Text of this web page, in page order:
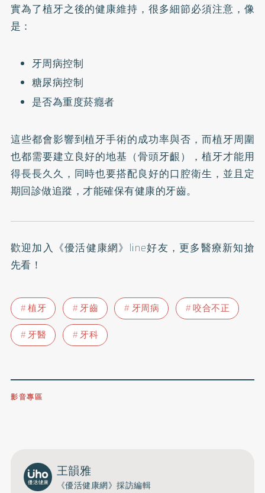
實為了植牙之後的健康維持，很多細節必須注意，像
是：
牙周病控制
糖尿病控制
是否為重度菸癮者
這些都會影響到植牙手術的成功率與否，而植牙周圍
也都需要建立良好的地基（骨頭牙齦），植牙才能用
得長長久久，同時也要搭配良好的口腔衛生，並且定
期回診做追蹤，才能確保有健康的牙齒。
歡迎加入 《優活健康網》line好友 ，更多醫療新知搶
先看！
植牙 牙齒 牙周病
咬合不正
牙醫
牙科
影音專區
王韻雅
《優活健康網》採訪編輯